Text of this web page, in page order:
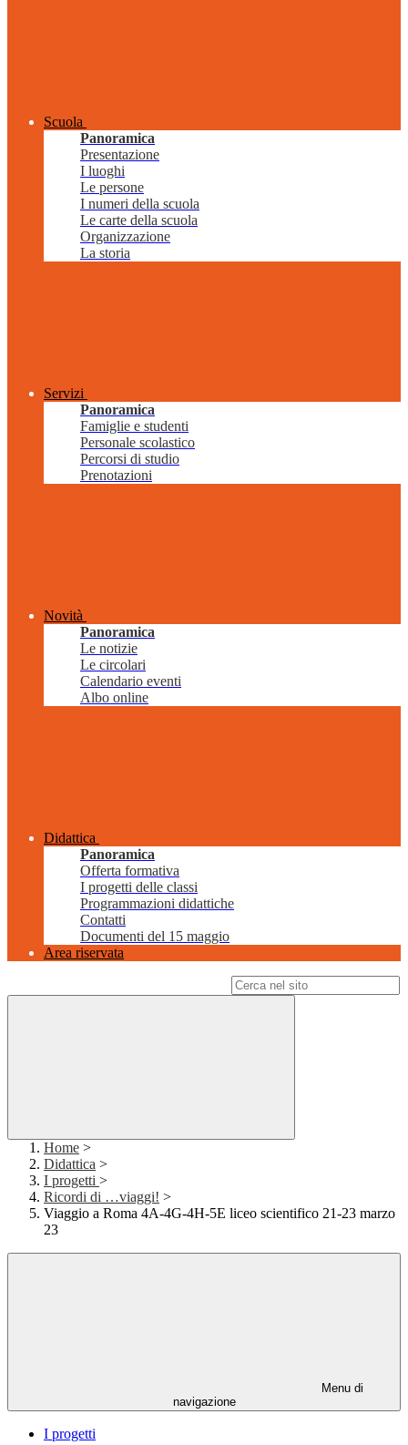
Scuola
Panoramica
Presentazione
I luoghi
Le persone
I numeri della scuola
Le carte della scuola
Organizzazione
La storia
Servizi
Panoramica
Famiglie e studenti
Personale scolastico
Percorsi di studio
Prenotazioni
Novità
Panoramica
Le notizie
Le circolari
Calendario eventi
Albo online
Didattica
Panoramica
Offerta formativa
I progetti delle classi
Programmazioni didattiche
Contatti
Documenti del 15 maggio
Area riservata
Home >
Didattica >
I progetti >
Ricordi di …viaggi! >
Viaggio a Roma 4A-4G-4H-5E liceo scientifico 21-23 marzo
23
Menu di
navigazione
I progetti